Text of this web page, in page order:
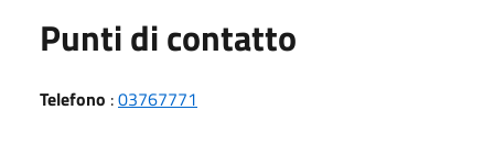
Punti di contatto
Telefono :03767771